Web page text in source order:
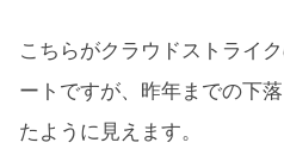
こちらがクラウドストライ
ートですが、昨年までの下
たように見えます。